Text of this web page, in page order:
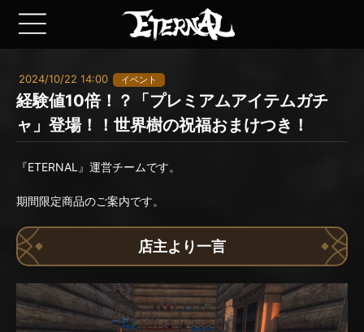
2024/10/22 14:00 イベント
経験値10倍！？「プレミアムアイテムガチ
ャ」登場！！世界樹の祝福おまけつき！
『ETERNAL』運営チームです。
期間限定商品のご案内です。
店主より一言